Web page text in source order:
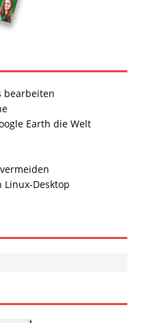
bearbeiten
Earth die Welt
Linux-Desktop